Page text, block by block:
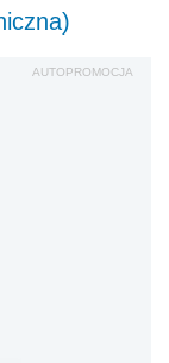
AUTOPROMOCJA